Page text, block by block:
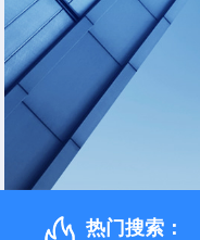
热门搜索：